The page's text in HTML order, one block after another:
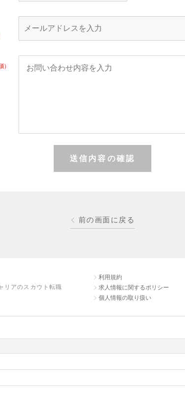
送信内容の確認
前の画面に戻る
リアのスカウト転職
利用規約
求人情報に関するポリシー
個人情報の取り扱い